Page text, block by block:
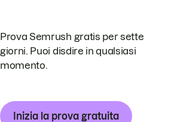
Prova Semrush gratis per sette
giorni. Puoi disdire in qualsiasi
momento.
Inizia la prova gratuita